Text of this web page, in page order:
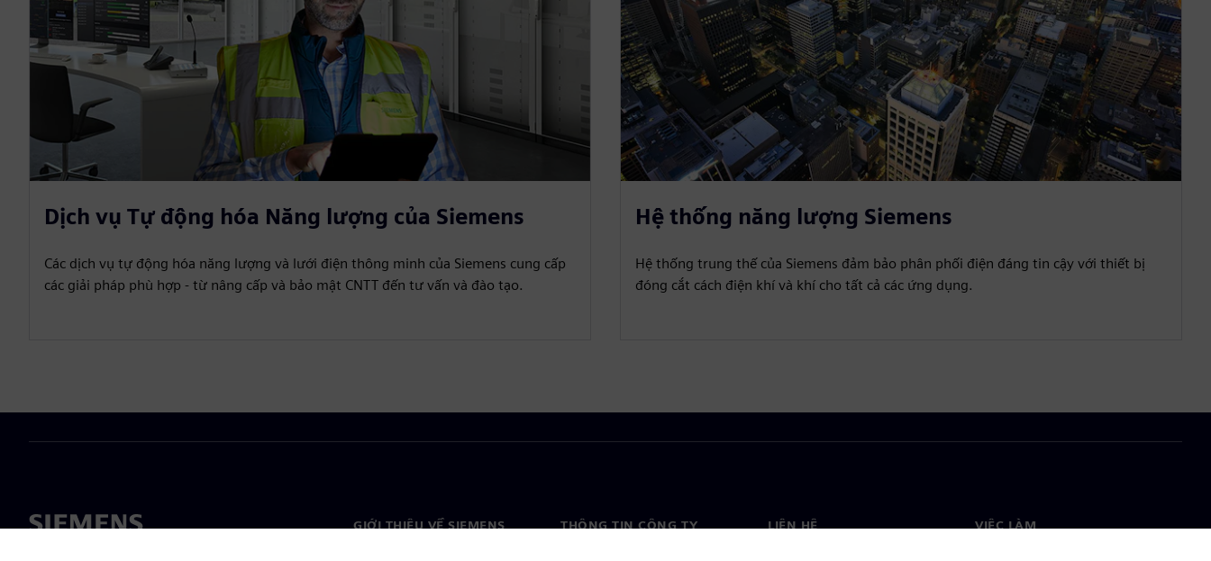
Dịch vụ Tự động hóa Năng lượng của Siemens
Các dịch vụ tự động hóa năng lượng và lưới điện thông minh của Siemens cung cấp
các giải pháp phù hợp - từ nâng cấp và bảo mật CNTT đến tư vấn và đào tạo.
Hệ thống năng lượng Siemens
Hệ thống trung thế của Siemens đảm bảo phân phối điện đáng tin cậy với thiết bị
đóng cắt cách điện khí và khí cho tất cả các ứng dụng.
GIỚI THIỆU VỀ SIEMENS THÔNG TIN CÔNG TY LIÊN HỆ VIỆC LÀM